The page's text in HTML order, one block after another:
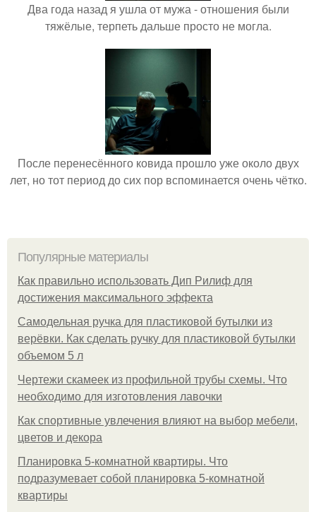
Два года назад я ушла от мужа - отношения были
тяжёлые, терпеть дальше просто не могла.
После перенесённого ковида прошло уже около двух
лет, но тот период до сих пор вспоминается очень чётко.
Популярные материалы
Как правильно использовать Дип Рилиф для
достижения максимального эффекта
Самодельная ручка для пластиковой бутылки из
верёвки. Как сделать ручку для пластиковой бутылки
объемом 5 л
Чертежи скамеек из профильной трубы схемы. Что
необходимо для изготовления лавочки
Как спортивные увлечения влияют на выбор мебели,
цветов и декора
Планировка 5-комнатной квартиры. Что
подразумевает собой планировка 5-комнатной
квартиры